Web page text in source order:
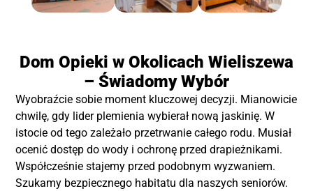
Dom Opieki w Okolicach Wieliszewa
– Świadomy Wybór
Wyobraźcie sobie moment kluczowej decyzji. Mianowicie
chwilę, gdy lider plemienia wybierał nową jaskinię. W
istocie od tego zależało przetrwanie całego rodu. Musiał
ocenić dostęp do wody i ochronę przed drapieżnikami.
Współcześnie stajemy przed podobnym wyzwaniem.
Szukamy bezpiecznego habitatu dla naszych seniorów.